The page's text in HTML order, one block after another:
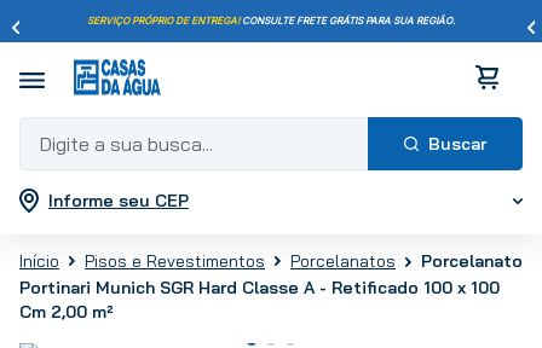
SERVIÇO PRÓPRIO DE ENTREGA!CONSULTE FRETE GRÁTIS PARA SUA REGIÃO.
Digite a sua busca...
Informe seu CEP
Pisos e Revestimentos Porcelanatos
Porcelanato
Portinari Munich SGR Hard Classe A - Retificado 100 x 100
Cm 2,00 m²
Termos mais buscados
2
porcelanato
3º
piso